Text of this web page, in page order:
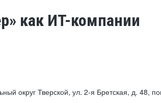
как ИТ-компании
округ Тверской, ул. 2-я Бретская, д. 48,